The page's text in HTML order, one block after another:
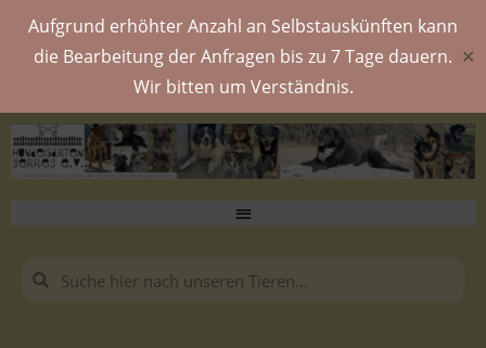
Aufgrund erhöhter Anzahl an Selbstauskünften kann
die Bearbeitung der Anfragen bis zu 7 Tage dauern.
Wir bitten um Verständnis.
✕